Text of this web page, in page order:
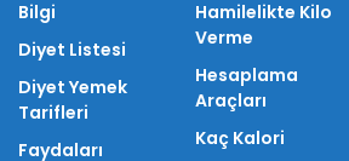
Bilgi
Diyet Listesi
Diyet Yemek
Tarifleri
Faydaları
Hamilelikte Kilo
Verme
Hesaplama
Araçları
Kaç Kalori